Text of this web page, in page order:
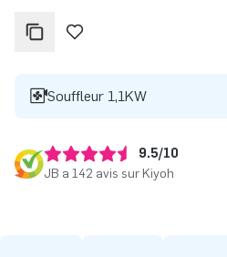
Souffleur 1,1KW
9.5/10
JB a 142 avis sur Kiyoh